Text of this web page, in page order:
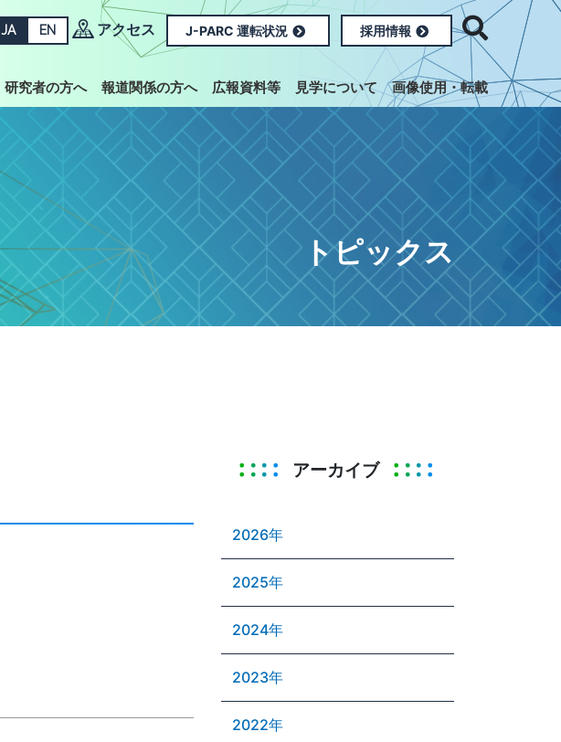
JA EN アクセス J-PARC 運転状況 採用情報
研究者の方へ 報道関係の方へ 広報資料等 見学について 画像使用・転載
トピックス
アーカイブ
2026年
2025年
2024年
2023年
2022年